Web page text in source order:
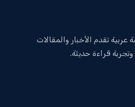
تقدم الأخبار والمقالات
قراءة حديثة.